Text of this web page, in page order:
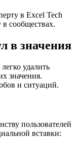
в Excel Tech
сообществах.
в значения
удалить
значения.
и ситуаций.
пользователей
вставки: